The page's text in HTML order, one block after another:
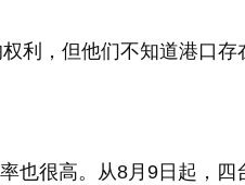
利，但他们不知道港口存
也很高。从8月 9 日起，四